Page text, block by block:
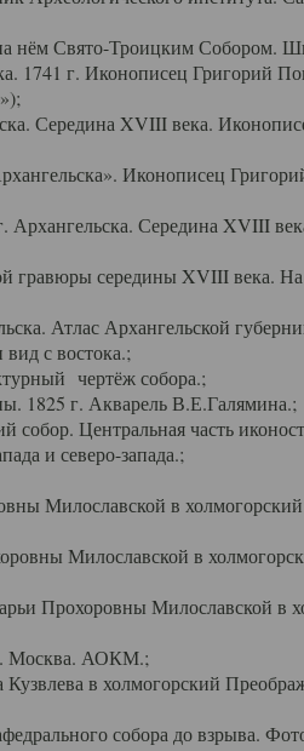
нём Свято-Троицким Собором.
1741 г. Иконописец Григорий
Середина XVIII века.
Иконописец
Середина XVIII
гравюры середины XVIII века.
Атлас Архангельской
с востока.;
чертёж собора.;
1825 г. Акварель В.Е.Галямина.;
Центральная часть
и северо-запада.;
Милославской в
Милославской в
Прохоровны Милославской в
Москва. АОКМ.;
в холмогорский
собора до взрыва.